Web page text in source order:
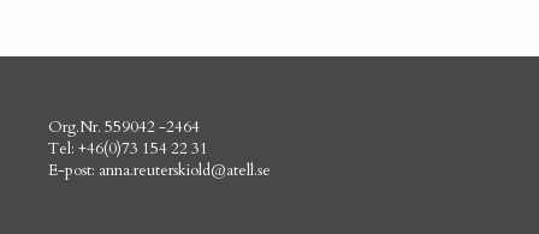
Org.Nr. 559042 -2464
Tel: +46(0)73 154 22 31
E-post: anna.reuterskiold@atell.se